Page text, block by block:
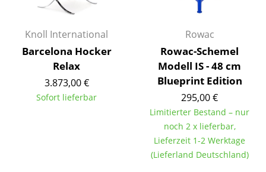
Einzelteile
... alle Aufbewahrungsmöbel
Hängeleuchten & Deckenleuchten
Stehleuchten & Leseleuchten
Knoll International
Barcelona Hocker
Relax
3.873,00 €
Sofort lieferbar
Rowac
Rowac-Schemel
Modell IS - 48 cm
Blueprint Edition
295,00 €
Limitierter Bestand – nur
noch 2 x lieferbar,
Lieferzeit 1-2 Werktage
(Lieferland Deutschland)